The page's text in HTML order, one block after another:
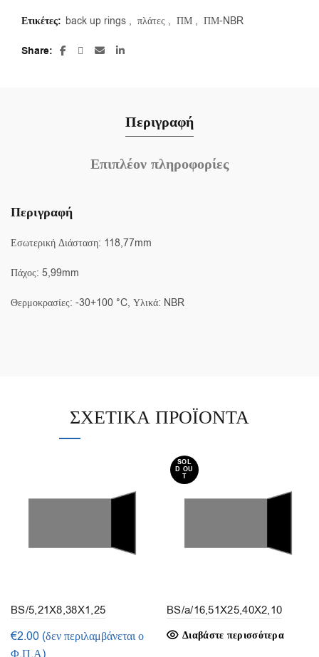
Ετικέτες: back up rings , πλάτες , ΠΜ , ΠΜ-NBR
Share
Περιγραφή
Επιπλέον πληροφορίες
Περιγραφή
Εσωτερική Διάσταση: 118,77mm
Πάχος: 5,99mm
Θερμοκρασίες: -30+100 °C, Υλικά: NBR
ΣΧΕΤΙΚΆ ΠΡΟΪΌΝΤΑ
BS/5,21X8,38X1,25
(συσκευασία 5τμ.)
€2.00 (δεν περιλαμβάνεται ο
SOL
D OU
T
BS/a/16,51X25,40X2,10
(συσκευασία 3τμ.)
Διαβάστε περισσότερα